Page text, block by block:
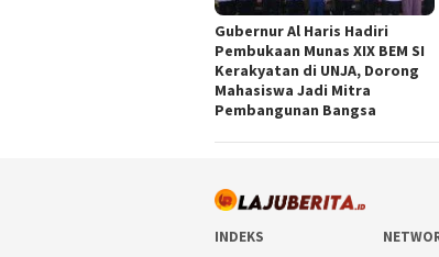
Gubernur Al Haris Hadiri
Pembukaan Munas XIX BEM SI
Kerakyatan di UNJA, Dorong
Mahasiswa Jadi Mitra
Pembangunan Bangsa
INDEKS